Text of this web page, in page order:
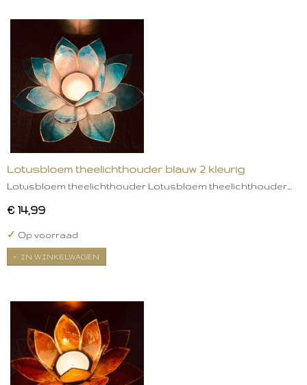
Lotusbloem theelichthouder blauw 2 kleurig
Lotusbloem theelichthouder Lotusbloem theelichthouder…
€ 14,99
✓ Op voorraad
IN WINKELWAGEN